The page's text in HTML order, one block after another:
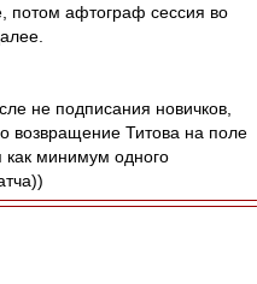
потом афтограф сессия во
не подписания новичков,
возвращение Титова на поле
как минимум одного